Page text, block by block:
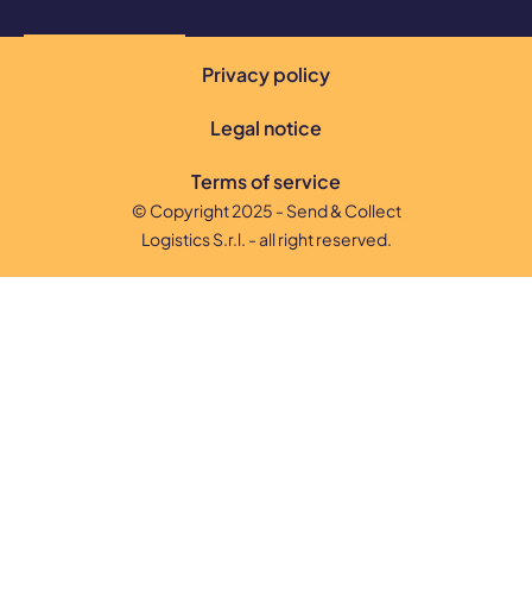
© Copyright 2025 - Send & Collect
Logistics S.r.l. - all right reserved.
Privacy policy
Legal notice
Terms of service